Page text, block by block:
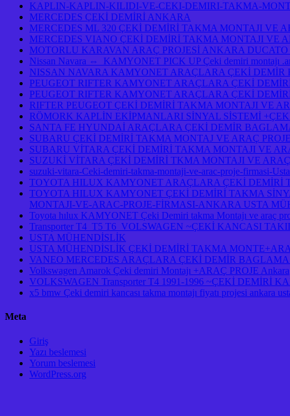
KAPLIN-KAPLIN-KILIDI-VE-CEKI-DEMIRI-TAKMA-
MERCEDES ÇEKİ DEMİRİ ANKARA
MERCEDES ML 320 ÇEKİ DEMİRİ TAKMA MONTAJI VE
MERCEDES VIANO ÇEKİ DEMİRİ TAKMA MONTAJI VE
MOTORLU KARAVAN ARAÇ PROJESİ ANKARA
Nissan Navara ⇔ KAMYONET PICK UP Çeki demiri montajı
NISSAN NAVARA KAMYONET ARAÇLARA ÇEKİ
PEUGEOT RIFTER KAMYONET ARAÇLARA ÇEKİ
PEUGEOT RIFTER KAMYONET ARAÇLARA ÇEKİ
RIFTER PEUGEOT ÇEKİ DEMİRİ TAKMA MONTAJI VE
RÖMORK KAPLİN EKİPMANLARI SİNYAL SİSTEMİ
SANTA FE HYUNDAİ ARAÇLARA ÇEKİ DEMİR
SUBARU ÇEKİ DEMİRİ TAKMA MONTAJ VE ARAÇ
SUBARU VİTARA ÇEKİ DEMİRİ TAKMA MONTAJI VE
SUZUKİ VİTARA ÇEKİ DEMİRİ TKMA MONTAJI VE
suzuki-vitara-Ceki-demiri-takma-montaji-ve-arac-proje-firmasi-
TOYOTA HILUX KAMYONET ARAÇLARA ÇEKİ DEMİRİ
TOYOTA HILUX KAMYONET ÇEKİ DEMİRİ TAKMA
MONTAJI-VE-ARAC-PROJE-FİRMASI-ANKARA USTA
Toyota hılux KAMYONET Çeki Demiri takma Montajı ve araç
Transporter T4 T5 T6 VOLSWAGEN ~ÇEKİ KANCASI
USTA MÜHENDİSLİK
USTA MÜHENDİSLİK ÇEKİ DEMİRİ TAKMA
VANEO MERCEDES ARAÇLARA ÇEKİ DEMİR
Volkswagen Amarok Çeki demiri Montajı +ARAÇ PROJE Ankara
VOLKSWAGEN Transporter T4 1991-1996 ~ÇEKİ DEMİRİ
x5 bmw Çeki demiri kancası takma montajı fiyatı projesi ankara
Meta
Giriş
Yazı beslemesi
Yorum beslemesi
WordPress.org